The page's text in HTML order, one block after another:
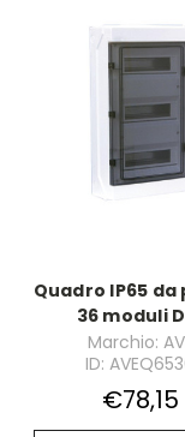
Quadro IP65
36 moduli
Marchio:
ID:
€78,15